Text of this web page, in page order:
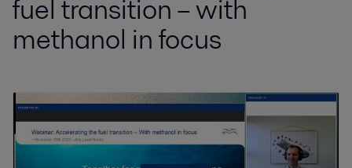
fuel transition – with
methanol in focus